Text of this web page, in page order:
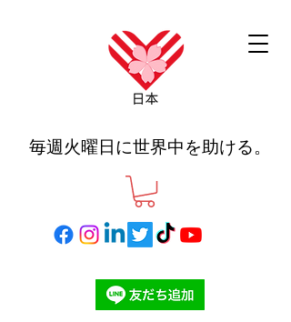
毎週火曜日に世界中を助ける。